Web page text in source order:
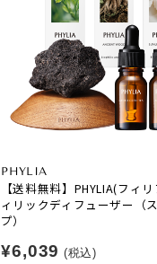
PHYLIA
【送料無料】PHYLIA(フィ
ィリックディフューザー（
プ）
¥6,039 (税込)